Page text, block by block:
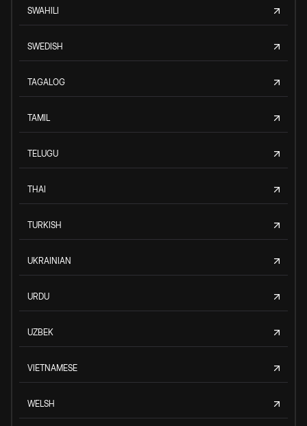
SWAHILI
SWEDISH
TAGALOG
TAMIL
TELUGU
THAI
TURKISH
UKRAINIAN
URDU
UZBEK
VIETNAMESE
WELSH